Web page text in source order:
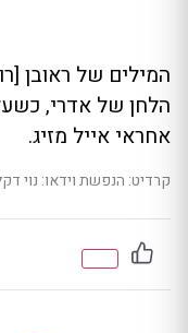
המילים של ראובן
הלחן של אדרי,
אחראי אייל מזיג.
קרדיט: הנפשת וידאו: נוי